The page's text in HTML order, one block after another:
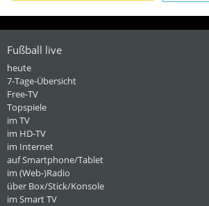
Fußball live
heute
7-Tage-Übersicht
Free-TV
Topspiele
im TV
im HD-TV
im Internet
auf Smartphone/Tablet
im (Web-)Radio
über Box/Stick/Konsole
im Smart TV